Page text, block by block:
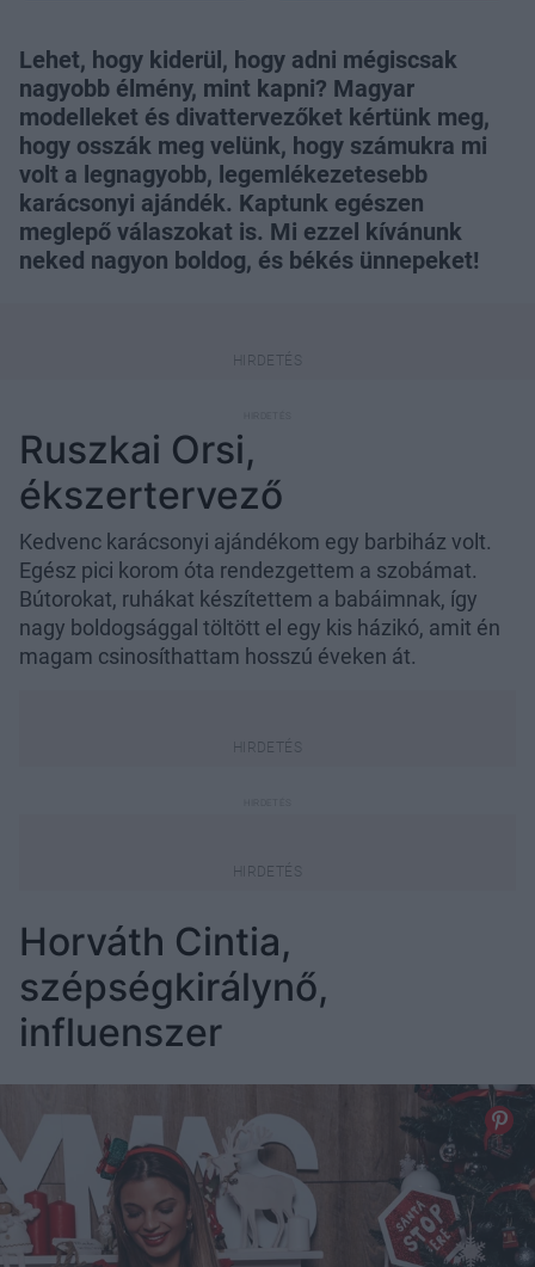
Lehet, hogy kiderül, hogy adni mégiscsak
nagyobb élmény, mint kapni? Magyar
modelleket és divattervezőket kértünk meg,
hogy osszák meg velünk, hogy számukra mi
volt a legnagyobb, legemlékezetesebb
karácsonyi ajándék. Kaptunk egészen
meglepő válaszokat is. Mi ezzel kívánunk
neked nagyon boldog, és békés ünnepeket!
Ruszkai Orsi,
ékszertervező
Kedvenc karácsonyi ajándékom egy barbiház volt.
Egész pici korom óta rendezgettem a szobámat.
Bútorokat, ruhákat készítettem a babáimnak, így
nagy boldogsággal töltött el egy kis házikó, amit én
magam csinosíthattam hosszú éveken át.
Horváth Cintia,
szépségkirálynő,
influenszer